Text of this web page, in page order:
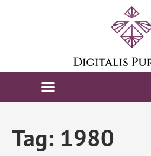
Tag: 1980